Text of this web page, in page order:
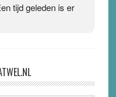
tijd geleden is er